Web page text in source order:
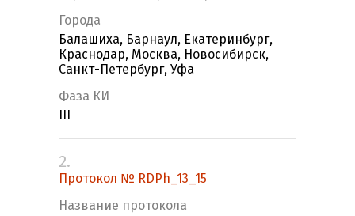
Города
Балашиха, Барнаул, Екатеринбург,
Краснодар, Москва, Новосибирск,
Санкт-Петербург, Уфа
Фаза КИ
2.
Протокол № RDPh_13_15
Название протокола